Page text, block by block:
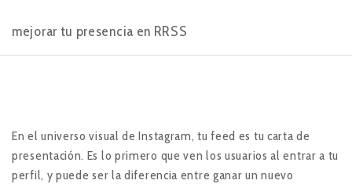
mejorar tu presencia en RRSS
En el universo visual de Instagram, tu feed es tu carta de
presentación. Es lo primero que ven los usuarios al entrar a tu
perfil, y puede ser la diferencia entre ganar un nuevo